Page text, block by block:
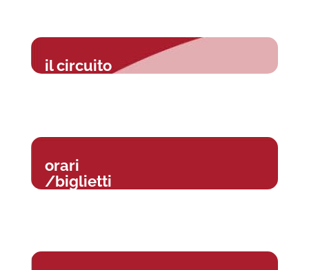
il circuito
orari
/biglietti